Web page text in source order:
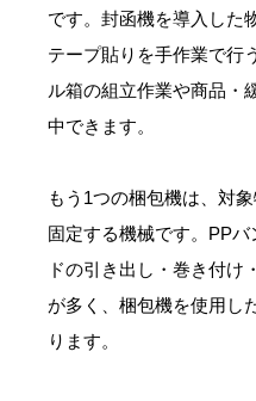
です。封函機を導入した
テープ貼りを手作業で行
ル箱の組立作業や商品・
中できます。
もう1つの梱包機は、対
固定する機械です。PP
ドの引き出し・巻き付け
が多く、梱包機を使用し
ります。